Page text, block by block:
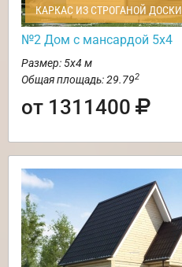
КАРКАС ИЗ СТРОГАНОЙ ДОСКИ
№2 Дом с мансардой 5х4
Размер: 5х4 м
Общая площадь: 29.792
от 1311400